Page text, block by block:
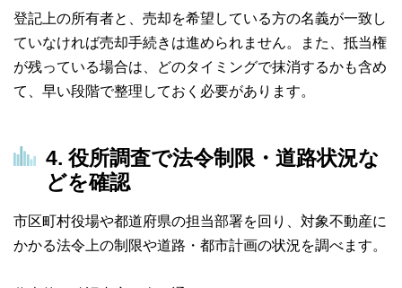
登記上の所有者と、売却を希望している方の名義が一致し
ていなければ売却手続きは進められません。また、抵当権
が残っている場合は、どのタイミングで抹消するかも含め
て、早い段階で整理しておく必要があります。
4. 役所調査で法令制限・道路状況な
どを確認
市区町村役場や都道府県の担当部署を回り、対象不動産に
かかる法令上の制限や道路・都市計画の状況を調べます。